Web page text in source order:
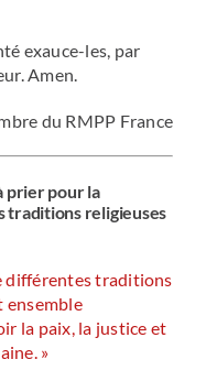
exauce-les, par
Amen.
du RMPP France
prier pour la
traditions religieuses
différentes traditions
ensemble
la paix, la justice et
»